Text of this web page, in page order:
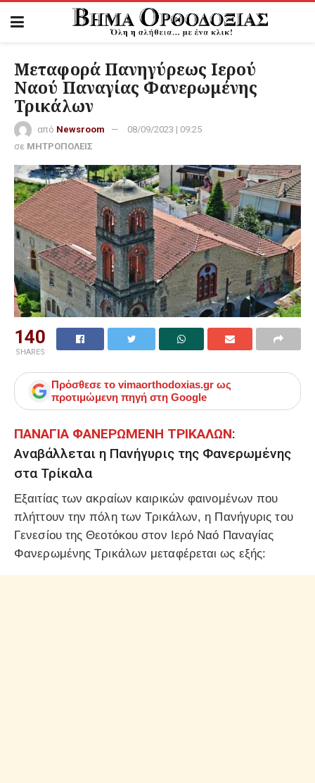
Μεταφορά Πανηγύρεως Ιερού
Ναού Παναγίας Φανερωμένης
Τρικάλων
από Newsroom
08/09/2023 | 09:25
σε ΜΗΤΡΟΠΟΛΕΙΣ
140
SHARES
Πρόσθεσε το vimaorthodoxias.gr ως
προτιμώμενη πηγή στη Google
ΠΑΝΑΓΙΑ ΦΑΝΕΡΩΜΕΝΗ ΤΡΙΚΑΛΩΝ:
Αναβάλλεται η Πανήγυρις της Φανερωμένης
στα Τρίκαλα
Εξαιτίας των ακραίων καιρικών φαινομένων που
πλήττουν την πόλη των Τρικάλων, η Πανήγυρις του
Γενεσίου της Θεοτόκου στον Ιερό Ναό Παναγίας
Φανερωμένης Τρικάλων μεταφέρεται ως εξής: